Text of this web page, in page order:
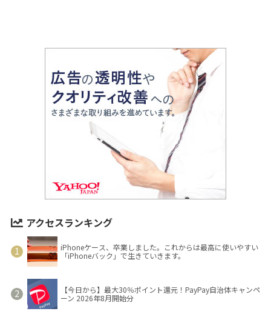
アクセスランキング
iPhoneケース、卒業しました。これからは最高に使いやすい
「iPhoneバック」で生きていきます。
【今日から】最大30％ポイント還元！PayPay自治体キャンペ
ーン 2026年8月開始分